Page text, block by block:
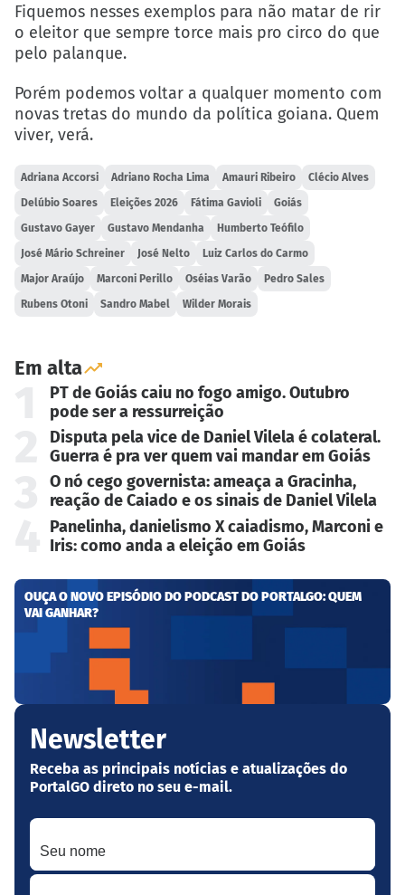
Fiquemos nesses exemplos para não matar de rir
o eleitor que sempre torce mais pro circo do que
pelo palanque.
Porém podemos voltar a qualquer momento com
novas tretas do mundo da política goiana. Quem
viver, verá.
Adriana Accorsi Adriano Rocha Lima Amauri Ribeiro Clécio Alves
Delúbio Soares Eleições 2026 Fátima Gavioli Goiás
Gustavo Gayer Gustavo Mendanha Humberto Teófilo
José Mário Schreiner José Nelto Luiz Carlos do Carmo
Major Araújo Marconi Perillo Oséias Varão Pedro Sales
Rubens Otoni Sandro Mabel Wilder Morais
Em alta
PT de Goiás caiu no fogo amigo. Outubro
pode ser a ressurreição
Disputa pela vice de Daniel Vilela é colateral.
Guerra é pra ver quem vai mandar em Goiás
O nó cego governista: ameaça a Gracinha,
reação de Caiado e os sinais de Daniel Vilela
Panelinha, danielismo X caiadismo, Marconi e
Iris: como anda a eleição em Goiás
OUÇA O NOVO EPISÓDIO DO PODCAST DO PORTALGO: QUEM
VAI GANHAR?
Newsletter
Receba as principais notícias e atualizações do
PortalGO direto no seu e-mail.
Seu nome
Seu melhor e-mail